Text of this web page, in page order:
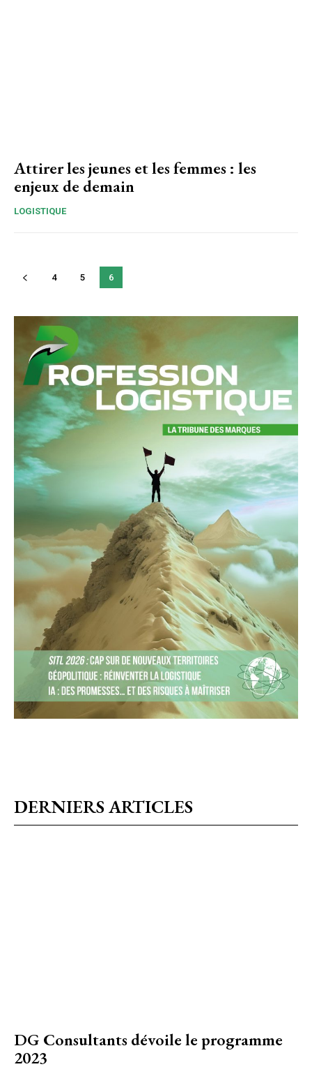
Attirer les jeunes et les femmes : les
enjeux de demain
LOGISTIQUE
4 5 6
DERNIERS ARTICLES
DG Consultants dévoile le programme
2023